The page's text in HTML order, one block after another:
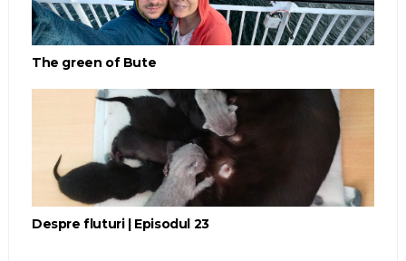
The green of Bute
Despre fluturi | Episodul 23